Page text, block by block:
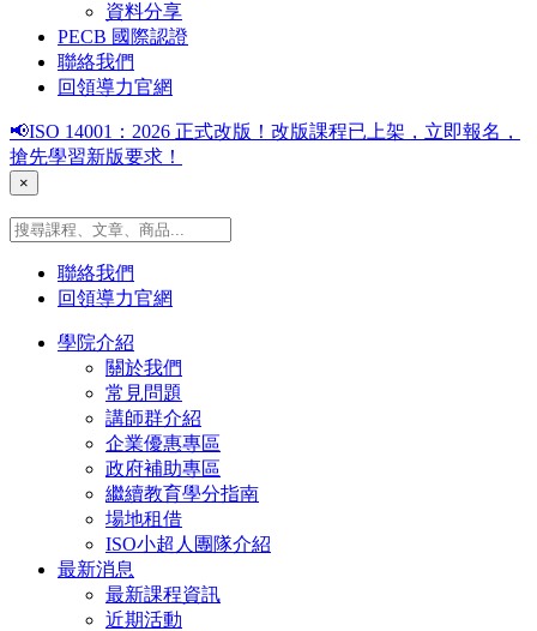
資料分享
PECB 國際認證
聯絡我們
回領導力官網
📢ISO 14001：2026 正式改版！改版課程已上架，立即報名，
搶先學習新版要求！
×
聯絡我們
回領導力官網
學院介紹
關於我們
常見問題
講師群介紹
企業優惠專區
政府補助專區
繼續教育學分指南
場地租借
ISO小超人團隊介紹
最新消息
最新課程資訊
近期活動